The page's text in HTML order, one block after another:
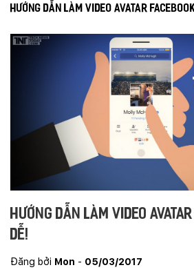
Hướng dẫn làm video avatar
Hướng dẫn làm video
dễ!
Đăng bởi Mon - 05/03/2017